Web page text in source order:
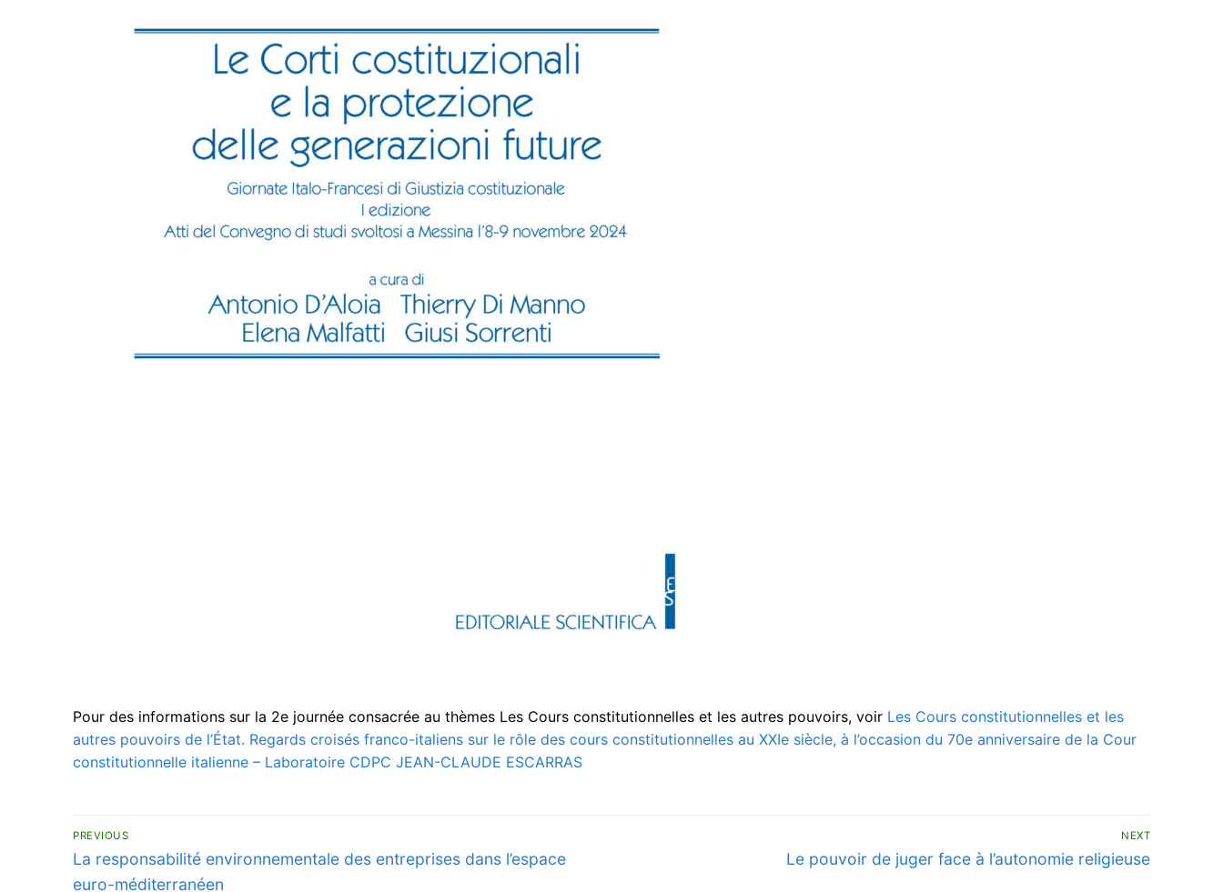
HDR soutenues
Pour des informations sur la 2e journée consacrée au thèmes Les Cours constitutionnelles et les autres pouvoirs, voir Les Cours constitutionnelles et les
autres pouvoirs de l’État. Regards croisés franco-italiens sur le rôle des cours constitutionnelles au XXIe siècle, à l’occasion du 70e anniversaire de la Cour
constitutionnelle italienne – Laboratoire CDPC JEAN-CLAUDE ESCARRAS
Navigation
de
PREVIOUS
Previous
post:
La responsabilité environnementale des entreprises dans l’espace
euro-méditerranéen
NEXT
Next
Le pouvoir de juger face à l’autonomie religieuse